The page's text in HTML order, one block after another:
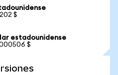
$
estadounidense
$